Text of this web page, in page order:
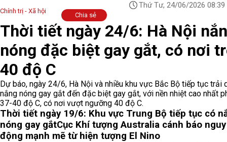
Chính trị - Xã hội
Thứ Tư, 24/06/2026 08:39
Chia sẻ
Thời tiết ngày 24/6: Hà Nội
nóng đặc biệt gay gắt, có nơi
40 độ C
Dự báo, ngày 24/6, Hà Nội và nhiều khu vực Bắc Bộ tiếp tục trải
nắng nóng gay gắt đến đặc biệt gay gắt, với nền nhiệt cao nhất
37-40 độ C, có nơi vượt ngưỡng 40 độ C.
Thời tiết ngày 19/6: Khu vực Trung Bộ tiếp tục có
nóng gay gắtCục Khí tượng Australia cánh báo
động mạnh mẽ từ hiện tượng El Nino